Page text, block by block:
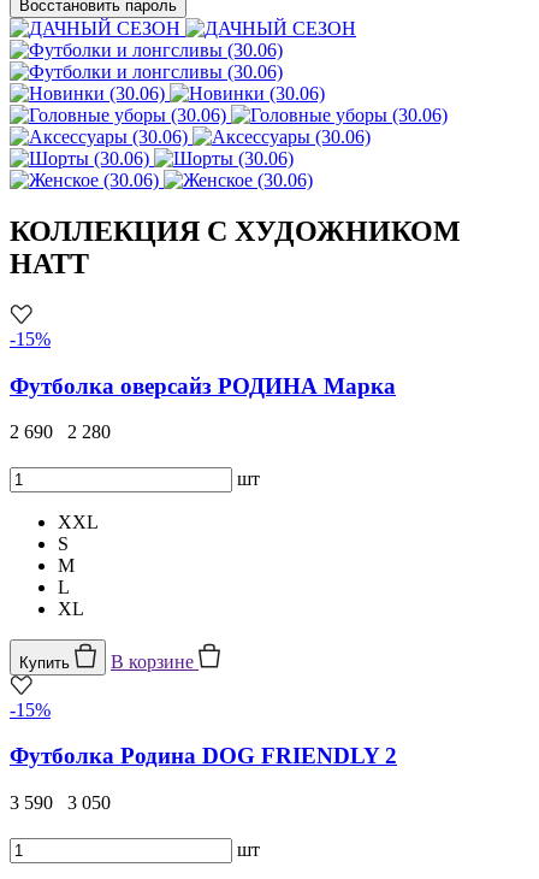
Восстановить пароль
КОЛЛЕКЦИЯ С ХУДОЖНИКОМ
HATT
-15%
Футболка оверсайз РОДИНА Марка
2 690 2 280
шт
XXL
S
M
L
XL
Купить В корзине
-15%
Футболка Родина DOG FRIENDLY 2
3 590 3 050
шт